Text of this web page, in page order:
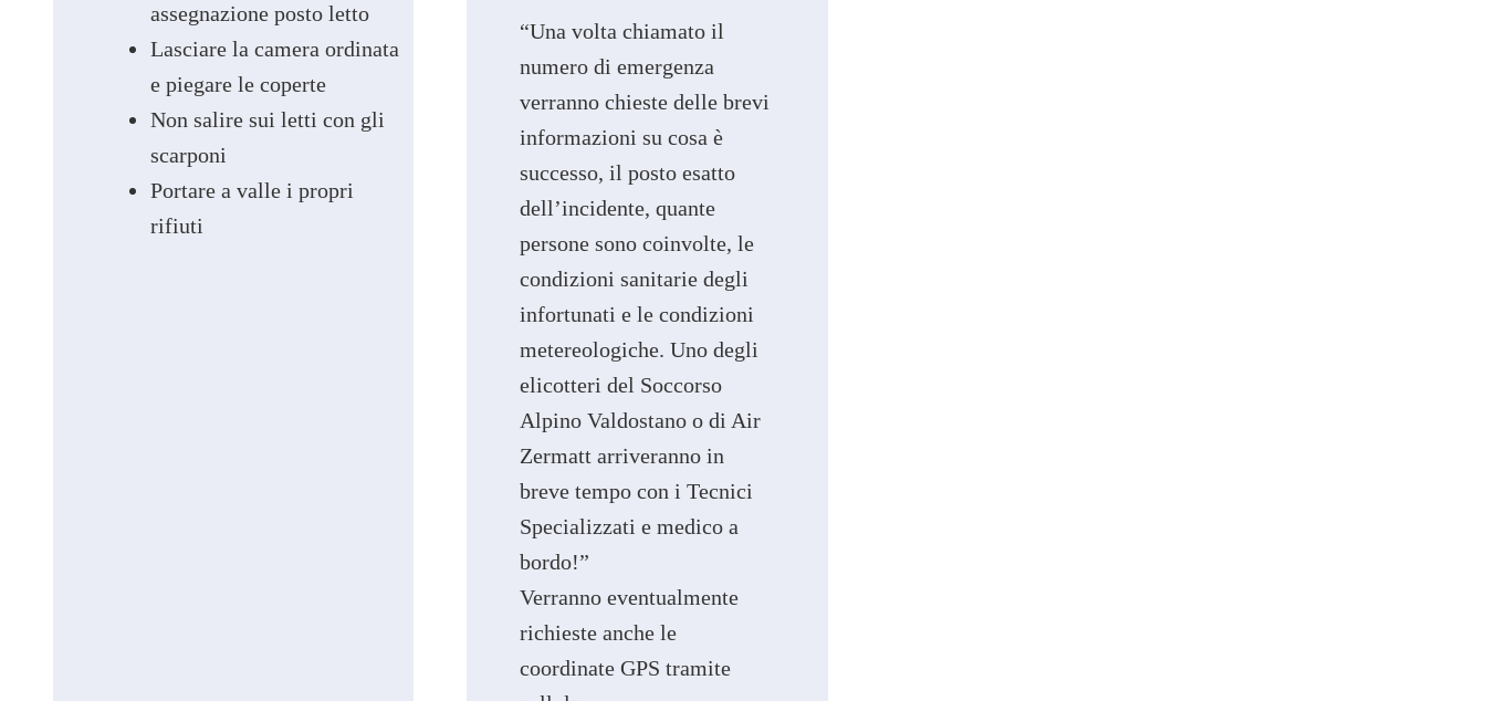
assegnazione posto letto
Lasciare la camera ordinata
e piegare le coperte
Non salire sui letti con gli
scarponi
Portare a valle i propri
rifiuti
“Una volta chiamato il
numero di emergenza
verranno chieste delle brevi
informazioni su cosa è
successo, il posto esatto
dell’incidente, quante
persone sono coinvolte, le
condizioni sanitarie degli
infortunati e le condizioni
metereologiche. Uno degli
elicotteri del Soccorso
Alpino Valdostano o di Air
Zermatt arriveranno in
breve tempo con i Tecnici
Specializzati e medico a
bordo!”
Verranno eventualmente
richieste anche le
coordinate GPS tramite